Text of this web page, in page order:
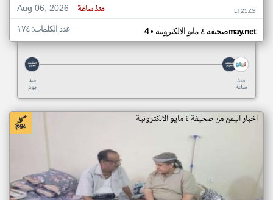
Aug 06, 2026
منذ ساعة LT25ZS
صحيفة ٤ مايو الالكترونية • 4may.net عدد الكلمات: ١٧٤
منذ
يوم
منذ
ساعة
اخبار اليمن من صحيفة ٤ مايو الالكترونية